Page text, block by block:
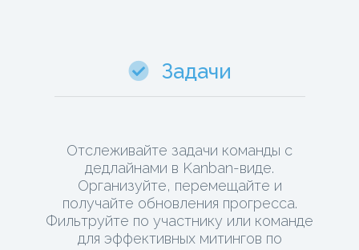
Задачи
Отслеживайте задачи команды с
дедлайнами в Kanban-виде.
Организуйте, перемещайте и
получайте обновления прогресса.
Фильтруйте по участнику или команде
для эффективных митингов по